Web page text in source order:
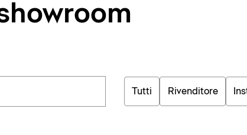
Tutti Rivenditore